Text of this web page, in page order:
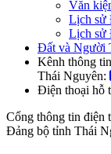
Văn
Lịch sử
Lịch sử
Đất và Người
Kênh thông
Thái Nguyên:
Điện thoại hỗ
Cổng thông tin điện
Đảng bộ tỉnh Thái